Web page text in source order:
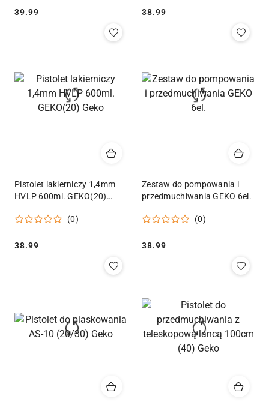
Cena:
39.99 Cena:
38.99
Pistolet lakierniczy 1,4mm
HVLP 600ml. GEKO(20)
(0)
Cena:
38.99
Zestaw do pompowania i
przedmuchiwania GEKO 6el.
(0)
Cena:
38.99